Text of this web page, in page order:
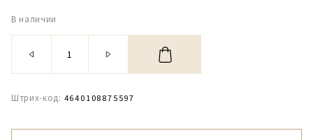
В наличии
Штрих-код: 4640108875597